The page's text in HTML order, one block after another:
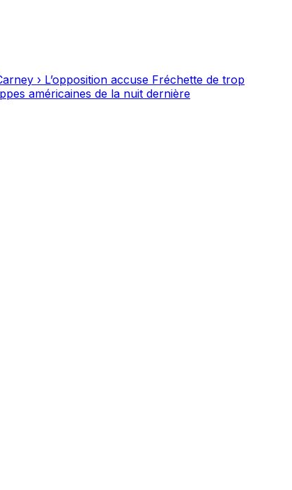
› L’opposition accuse Fréchette de trop
américaines de la nuit dernière